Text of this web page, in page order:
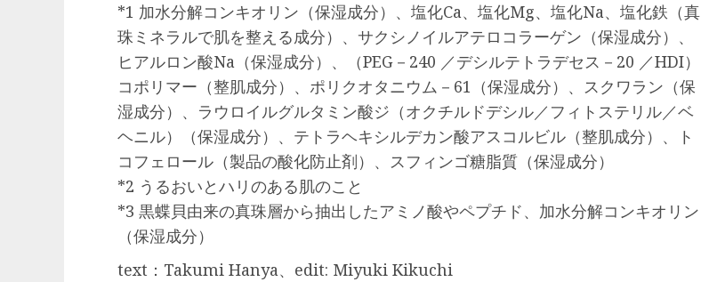
*1 加水分解コンキオリン（保湿成分）、塩化Ca、塩化Mg、塩化Na、塩化鉄（真
珠ミネラルで肌を整える成分）、サクシノイルアテロコラーゲン（保湿成分）、
ヒアルロン酸Na（保湿成分）、（PEG－240 ／デシルテトラデセス－20 ／HDI）
コポリマー（整肌成分）、ポリクオタニウム－61（保湿成分）、スクワラン（保
湿成分）、ラウロイルグルタミン酸ジ（オクチルドデシル／フィトステリル／ベ
ヘニル）（保湿成分）、テトラヘキシルデカン酸アスコルビル（整肌成分）、ト
コフェロール（製品の酸化防止剤）、スフィンゴ糖脂質（保湿成分）
*2 うるおいとハリのある肌のこと
*3 黒蝶貝由来の真珠層から抽出したアミノ酸やペプチド、加水分解コンキオリン
（保湿成分）
text：Takumi Hanya、edit: Miyuki Kikuchi